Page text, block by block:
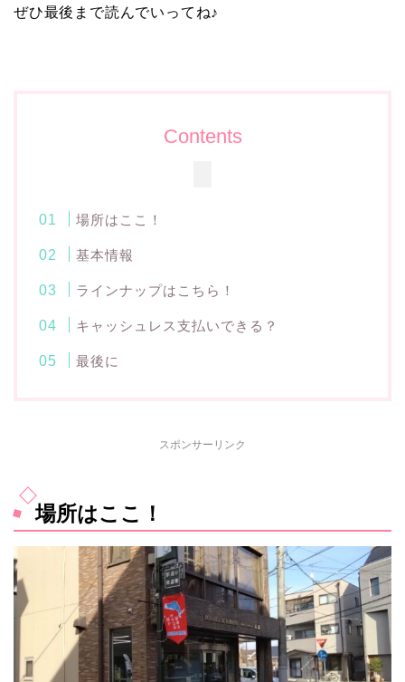
ぜひ最後まで読んでいってね♪
Contents
場所はここ！
基本情報
ラインナップはこちら！
キャッシュレス支払いできる？
最後に
スポンサーリンク
場所はここ！